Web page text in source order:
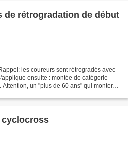
de rétrogradation de début
les coureurs sont rétrogradés avec
ensuite : montée de catégorie
un "plus de 60 ans" qui monterait
cyclocross